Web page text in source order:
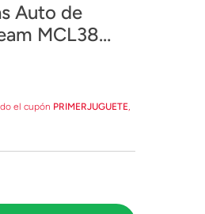
Auto de
MCL38
el cupón PRIMERJUGUETE,